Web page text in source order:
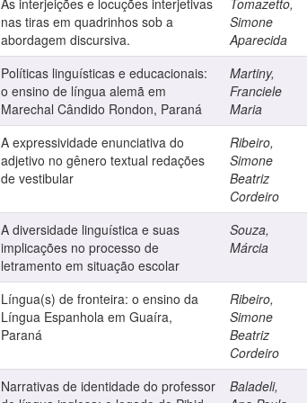
As interjeições e locuções interjetivas
nas tiras em quadrinhos sob a
abordagem discursiva.
Tomazetto,
Simone
Aparecida
Políticas linguísticas e educacionais:
o ensino de língua alemã em
Marechal Cândido Rondon, Paraná
Martiny,
Franciele
Maria
A expressividade enunciativa do
adjetivo no gênero textual redações
de vestibular
Ribeiro,
Simone
Beatriz
Cordeiro
A diversidade linguística e suas
implicações no processo de
letramento em situação escolar
Souza,
Márcia
Língua(s) de fronteira: o ensino da
Língua Espanhola em Guaíra,
Paraná
Ribeiro,
Simone
Beatriz
Cordeiro
Narrativas de identidade do professor
Baladeli,